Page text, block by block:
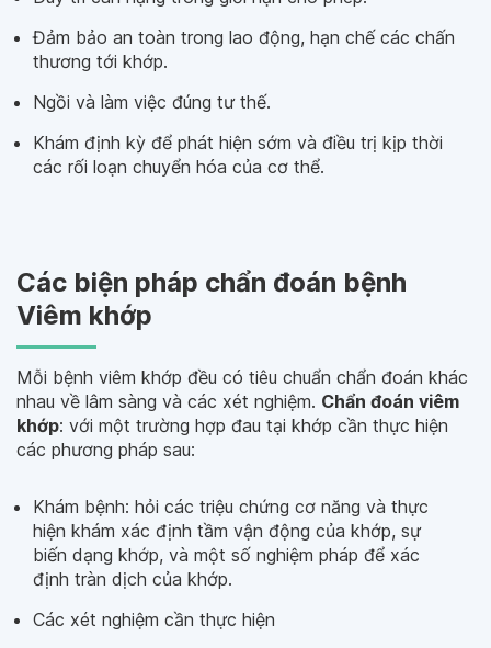
Đảm bảo an toàn trong lao động, hạn chế các chấn
thương tới khớp.
Ngồi và làm việc đúng tư thế.
Khám định kỳ để phát hiện sớm và điều trị kịp thời
các rối loạn chuyển hóa của cơ thể.
Các biện pháp chẩn đoán bệnh
Viêm khớp
Mỗi bệnh viêm khớp đều có tiêu chuẩn chẩn đoán khác
nhau về lâm sàng và các xét nghiệm. Chẩn đoán viêm
khớp: với một trường hợp đau tại khớp cần thực hiện
các phương pháp sau:
Khám bệnh: hỏi các triệu chứng cơ năng và thực
hiện khám xác định tầm vận động của khớp, sự
biến dạng khớp, và một số nghiệm pháp để xác
định tràn dịch của khớp.
Các xét nghiệm cần thực hiện